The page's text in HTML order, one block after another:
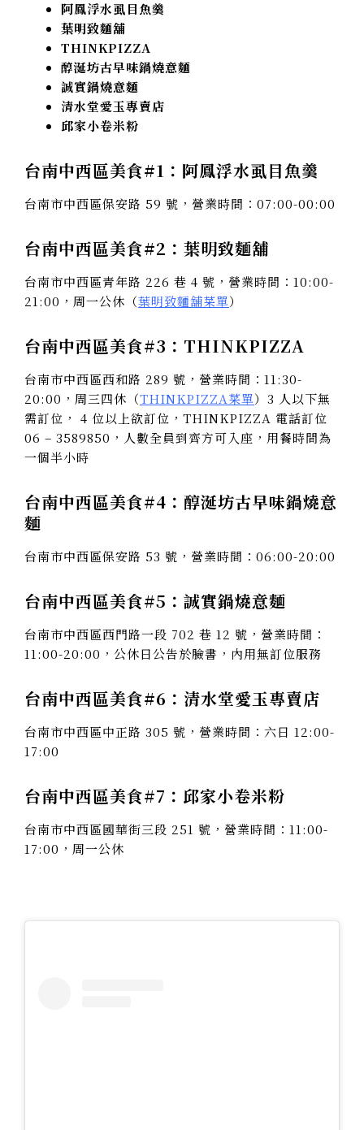
阿鳳浮水虱目魚羹
葉明致麵舖
THINKPIZZA
醇涎坊古早味鍋燒意麵
誠實鍋燒意麵
清水堂愛玉專賣店
邱家小卷米粉
台南中西區美食#1： 阿鳳浮水虱目魚羹
台南市中西區保安路 59 號，營業時間：07:00-00:00
台南中西區美食#2： 葉明致麵舖
台南市中西區青年路 226 巷 4 號，營業時間：10:00-
21:00，周一公休（葉明致麵舖菜單）
台南中西區美食#3：THINKPIZZA
台南市中西區西和路 289 號，營業時間：11:30-
20:00，周三四休（THINKPIZZA菜單）3 人以下無
需訂位， 4 位以上欲訂位，THINKPIZZA 電話訂位
06 – 3589850，人數全員到齊方可入座，用餐時間為
一個半小時
台南中西區美食#4：醇涎坊古早味鍋燒意
麵
台南市中西區保安路 53 號，營業時間：06:00-20:00
台南中西區美食#5：誠實鍋燒意麵
台南市中西區西門路一段 702 巷 12 號，營業時間：
11:00-20:00，公休日公告於臉書，內用無訂位服務
台南中西區美食#6：清水堂愛玉專賣店
台南市中西區中正路 305 號，營業時間：六日 12:00-
17:00
台南中西區美食#7：邱家小卷米粉
台南市中西區國華街三段 251 號，營業時間：11:00-
17:00，周一公休